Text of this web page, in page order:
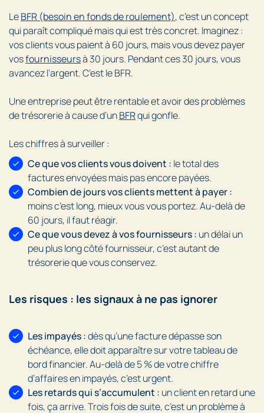
LeBFR (besoin en fonds de roulement), c’est un concept
qui paraît compliqué mais qui est très concret. Imaginez :
vos clients vous paient à 60 jours, mais vous devez payer
vosfournisseursà 30 jours. Pendant ces 30 jours, vous
avancez l’argent. C’est le BFR.
Une entreprise peut être rentable et avoir des problèmes
de trésorerie à cause d’unBFRqui gonfle.
Les chiffres à surveiller :
Ce que vos clients vous doivent : le total des
factures envoyées mais pas encore payées.
Combien de jours vos clients mettent à payer :
moins c’est long, mieux vous vous portez. Au-delà de
60 jours, il faut réagir.
Ce que vous devez à vos fournisseurs : un délai un
peu plus long côté fournisseur, c’est autant de
trésorerie que vous conservez.
Les risques : les signaux à ne pas ignorer
Les impayés :dès qu’une facture dépasse son
échéance, elle doit apparaître sur votre tableau de
bord financier. Au-delà de 5 % de votre chiffre
d’affaires en impayés, c’est urgent.
Les retards qui s’accumulent : un client en retard une
fois, ça arrive. Trois fois de suite, c’est un problème à